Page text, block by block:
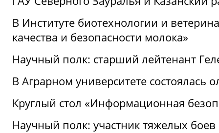
В Институте биотехнологии и
качества и безопасности молока»
Научный полк: старший лейтенант
В Аграрном университете состоялась
Круглый стол «Информационная
Научный полк: участник тяжелых